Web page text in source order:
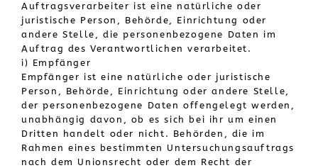
Auftragsverarbeiter ist eine natürliche oder
juristische Person, Behörde, Einrichtung oder
andere Stelle, die personenbezogene Daten im
Auftrag des Verantwortlichen verarbeitet.
i) Empfänger
Empfänger ist eine natürliche oder juristische
Person, Behörde, Einrichtung oder andere Stelle,
der personenbezogene Daten offengelegt werden,
unabhängig davon, ob es sich bei ihr um einen
Dritten handelt oder nicht. Behörden, die im
Rahmen eines bestimmten Untersuchungsauftrags
nach dem Unionsrecht oder dem Recht der